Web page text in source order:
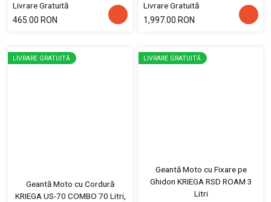
Livrare Gratuită
465.00 RON
Livrare Gratuită
1,997.00 RON
LIVRARE GRATUITĂ
Geantă Moto cu Cordură
KRIEGA US-70 COMBO 70 Litri,
LIVRARE GRATUITĂ
Geantă Moto cu Fixare pe
Ghidon KRIEGA RSD ROAM 3
Litri